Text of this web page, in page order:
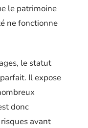
le patrimoine
ne fonctionne
le statut
Il expose
donc
avant